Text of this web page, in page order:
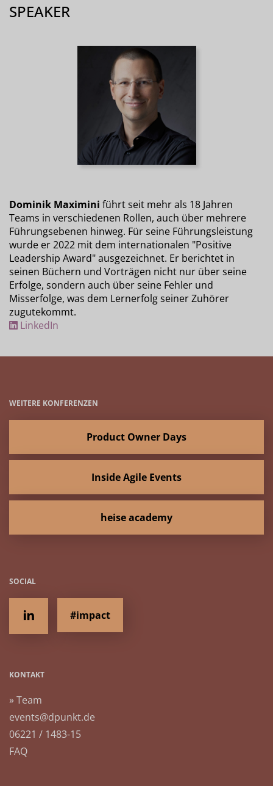
SPEAKER
Dominik Maximini führt seit mehr als 18 Jahren
Teams in verschiedenen Rollen, auch über mehrere
Führungsebenen hinweg. Für seine Führungsleistung
wurde er 2022 mit dem internationalen "Positive
Leadership Award" ausgezeichnet. Er berichtet in
seinen Büchern und Vorträgen nicht nur über seine
Erfolge, sondern auch über seine Fehler und
Misserfolge, was dem Lernerfolg seiner Zuhörer
zugutekommt.
LinkedIn
WEITERE KONFERENZEN
Product Owner Days
Inside Agile Events
heise academy
SOCIAL
#impact
KONTAKT
» Team
events@dpunkt.de
06221 / 1483-15
FAQ